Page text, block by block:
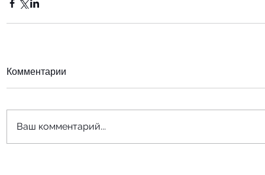
Комментарии
Ваш комментарий...